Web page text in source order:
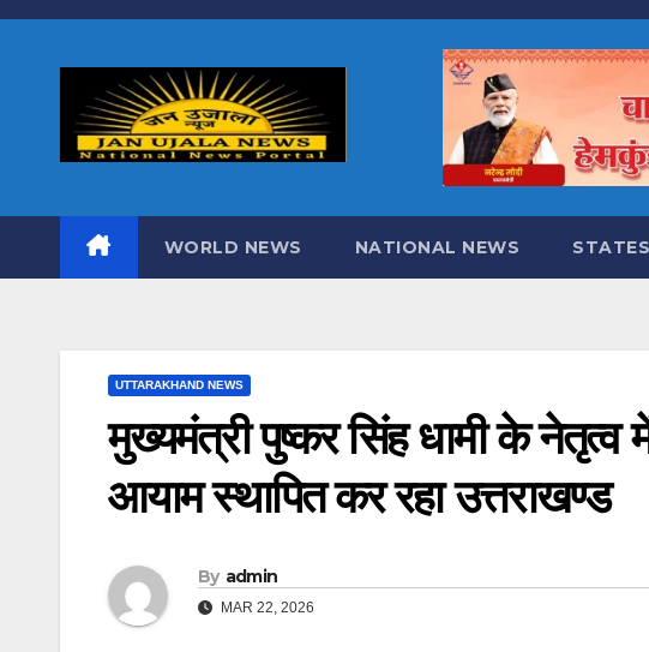
Skip
WORLD NEWS NATIONAL NEWS
UTTARAKHAND NEWS
मुख्यमंत्री पुष्कर सिंह धामी के नेतृत्व
आयाम स्थापित कर रहा उत्तराखण्ड
By admin
MAR 22, 2026